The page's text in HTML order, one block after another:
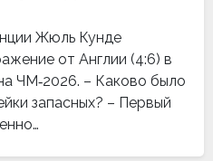
Жюль Кунде
от Англии (4:6) в
ЧМ‑2026. – Каково было
запасных? – Первый